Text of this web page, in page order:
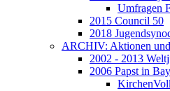
Umfragen
2015 Council 50
2018
ARCHIV: Aktionen
2002 - 2013
2006 Papst in